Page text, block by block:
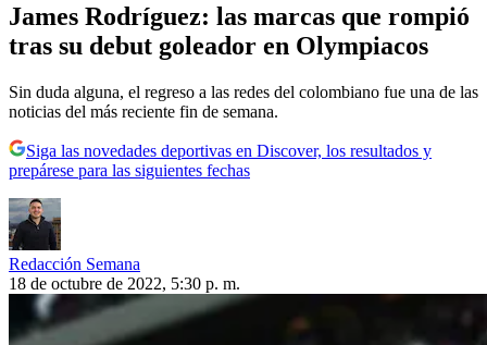
James Rodríguez: las marcas que rompió
tras su debut goleador en Olympiacos
Sin duda alguna, el regreso a las redes del colombiano fue una de las
noticias del más reciente fin de semana.
Siga las novedades deportivas en Discover, los resultados y
prepárese para las siguientes fechas
Redacción Semana
18 de octubre de 2022, 5:30 p. m.